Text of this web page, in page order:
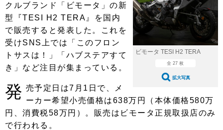
自動車豆知識 ストップ！不具合修理＆粗悪修理
鈑金・塗装
ディテイリング 洗車
ヘッドライト磨き コーティング
フィルム・ラッピング
鈑金・塗装
小キズ直し
特集記事
ストップ 不具合修理＆粗悪修理
カーメーカー「旧車」関連プロジェ
クト
コラム
ショップ紹介
プロショップ検索
カーメーカー「旧車」関連プロジ
ェクト
コラム
イベント
イベント告知
ビモータ TESI H2 TERA
全 27 枚
拡大写真
クルブランド「ビモータ」の新
型『TESI H2 TERA』を国内
で販売すると発表した。これを
受けSNS上では「このフロン
トサスは！」「ハブステアすて
き」など注目が集まっている。
発 売予定日は7月1日で、メ
ーカー希望小売価格は638万円（本体価格580万
円、消費税58万円）。販売はビモータ正規取扱店のみ
で行われる。